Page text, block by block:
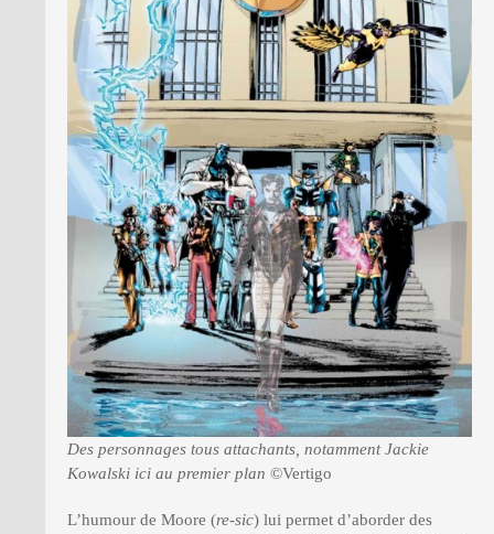
Des personnages tous attachants, notamment Jackie
Kowalski ici au premier plan ©Vertigo
L’humour de Moore (re-sic) lui permet d’aborder des